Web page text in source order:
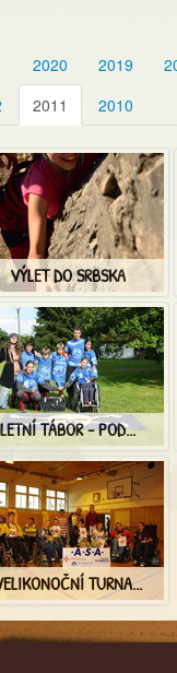
2020 2019
2011 2010
VÝLET DO SRBSKA
LETNÍ TÁBOR - POD...
TURNA...